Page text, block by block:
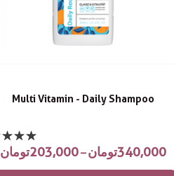
Multi Vitamin - Daily Shampoo
203,000تومان – 340,000تومان